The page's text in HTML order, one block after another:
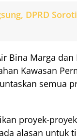
DPRD
Bina Marga dan
Kawasan
semua
proyek-
alasan untuk